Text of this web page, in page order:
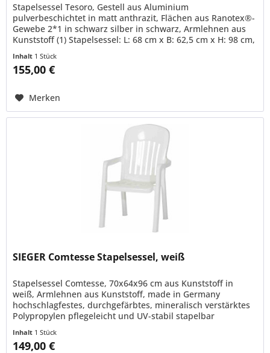
Stapelsessel Tesoro, Gestell aus Aluminium
pulverbeschichtet in matt anthrazit, Flächen aus Ranotex®-
Gewebe 2*1 in schwarz silber in schwarz, Armlehnen aus
Kunststoff (1) Stapelsessel: L: 68 cm x B: 62,5 cm x H: 98 cm,
Inhalt 1 Stück
155,00 €
Merken
SIEGER Comtesse Stapelsessel, weiß
Stapelsessel Comtesse, 70x64x96 cm aus Kunststoff in
weiß, Armlehnen aus Kunststoff, made in Germany
hochschlagfestes, durchgefärbtes, mineralisch verstärktes
Polypropylen pflegeleicht und UV-stabil stapelbar
Inhalt 1 Stück
149,00 €